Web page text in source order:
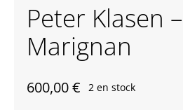
Peter Klasen –
Marignan
600,00€ 2 en stock